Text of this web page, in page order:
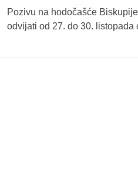
Pozivu na hodočašće
odvijati od 27. do 30. listopada